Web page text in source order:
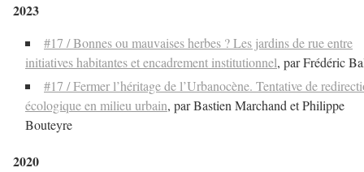
2023
#17 / Bonnes ou mauvaises herbes ? Les jardins de rue entre
initiatives habitantes et encadrement institutionnel, par Frédéric
#17 / Fermer l’héritage de l’Urbanocène. Tentative de
écologique en milieu urbain, par Bastien Marchand et Philippe
Bouteyre
2020